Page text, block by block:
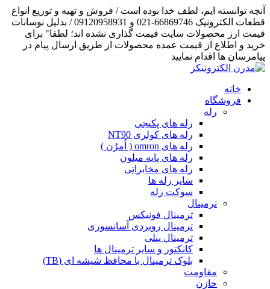
آنچه توانسته ایم، لطف خدا بوده است / فروش و تهیه و توزیع انواع
قطعات الکترونیک 66869746-021 و 09120958931 / بدلیل نوسانات
قیمت ارز محصولات سایت قیمت گذاری نشده اند؛ لطفا" برای
خرید و اطلاع از قیمت عمده محصولات از طریق ارسال پیام در
پیامرسان ها اقدام نمایید
خانه
فروشگاه
رله
رله های پکیجی
رله های کولری NT90
رله های omron ( اُمرُن )
رله های پایه میلون
رله های مخابراتی
سایر رله ها
سوکت رله
ترمینال
ترمینال فونیکس
ترمینال روبردی آسانسوری
ترمینال پنلی
کانکتور و سایر ترمینال ها
بلوک ترمینال با محافظ شیشه ای (TB)
مقاومت
خازن